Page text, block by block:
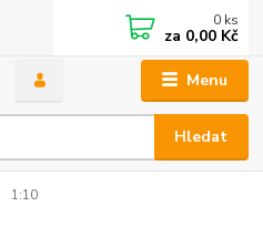
Menu
Hledat
0 ks
za 0,00 Kč
1:10